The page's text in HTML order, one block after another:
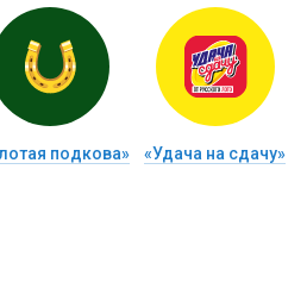
подкова» «Удача на сдачу»